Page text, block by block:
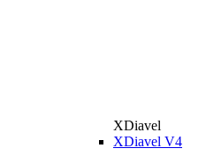
XDiavel
XDiavel V4